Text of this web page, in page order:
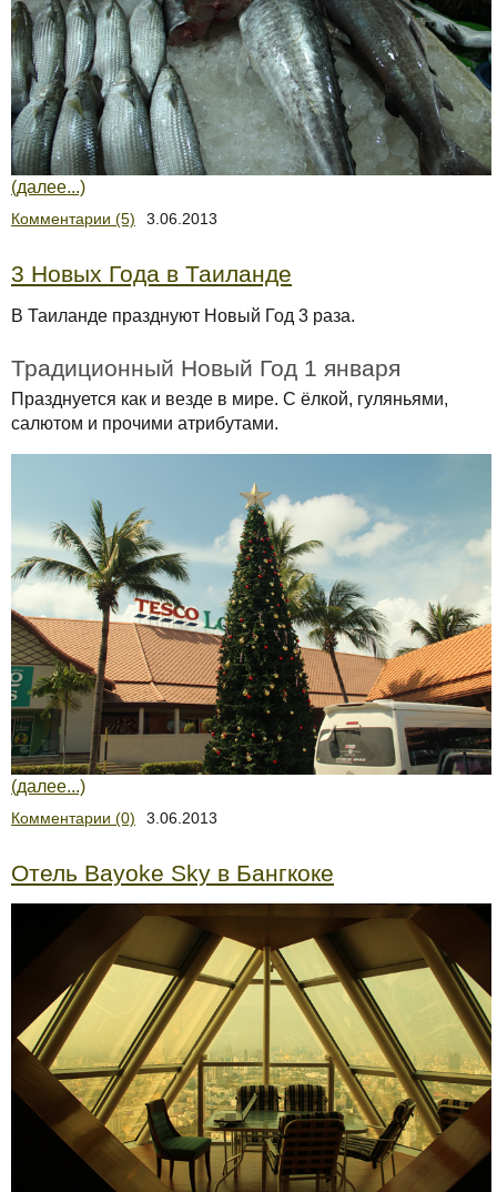
(далее...)
Комментарии (5) 3.06.2013
3 Новых Года в Таиланде
В Таиланде празднуют Новый Год 3 раза.
Традиционный Новый Год 1 января
Празднуется как и везде в мире. С ёлкой, гуляньями,
салютом и прочими атрибутами.
(далее...)
Комментарии (0) 3.06.2013
Отель Bayoke Sky в Бангкоке